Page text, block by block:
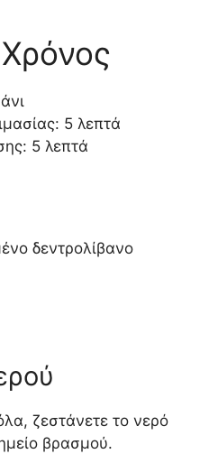
5 λεπτά
5 λεπτά
δεντρολίβανο
ζεστάνετε το νερό
βρασμού.